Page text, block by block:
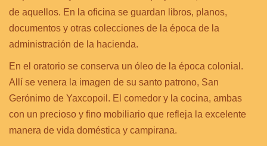
de aquellos. En la oficina se guardan libros, planos,
documentos y otras colecciones de la época de la
administración de la hacienda.
En el oratorio se conserva un óleo de la época colonial.
Allí se venera la imagen de su santo patrono, San
Gerónimo de Yaxcopoil. El comedor y la cocina, ambas
con un precioso y fino mobiliario que refleja la excelente
manera de vida doméstica y campirana.